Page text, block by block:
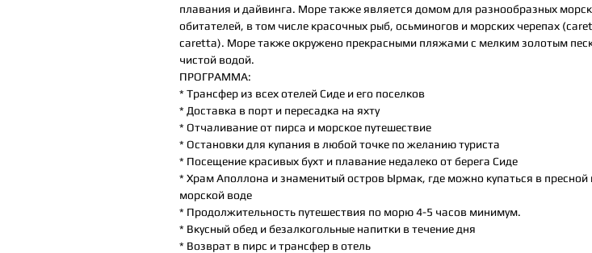
плавания и дайвинга. Море также является домом для разнообразных
обитателей, в том числе красочных рыб, осьминогов и морских черепах
caretta). Море также окружено прекрасными пляжами с мелким золотым
чистой водой.
ПРОГРАММА:
* Трансфер из всех отелей Сиде и его поселков
* Доставка в порт и пересадка на яхту
* Отчаливание от пирса и морское путешествие
* Остановки для купания в любой точке по желанию туриста
* Посещение красивых бухт и плавание недалеко от берега Сиде
* Храм Аполлона и знаменитый остров Ырмак, где можно купаться в пресной
морской воде
* Продолжительность путешествия по морю 4-5 часов минимум.
* Вкусный обед и безалкогольные напитки в течение дня
* Возврат в пирс и трансфер в отель